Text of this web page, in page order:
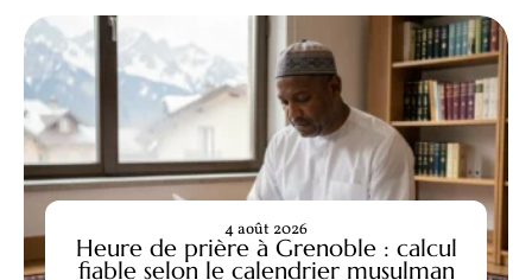
Heure de prière à Grenoble : calcul
fiable selon le calendrier musulman
4 août 2026